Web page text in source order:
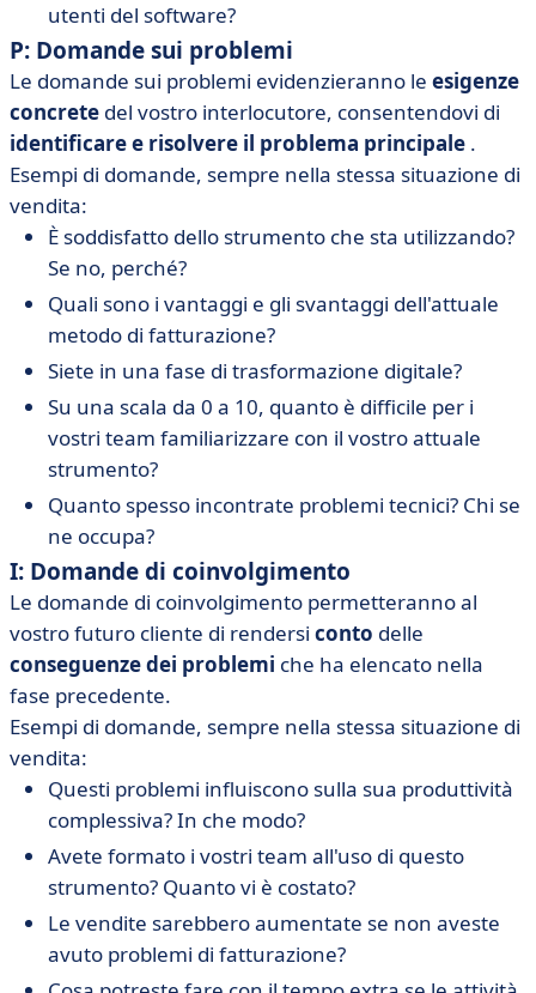
utenti del software?
P: Domande sui problemi
Le domande sui problemi evidenzieranno le esigenze
concrete del vostro interlocutore, consentendovi di
identificare e risolvere il problema principale .
Esempi di domande, sempre nella stessa situazione di
vendita:
È soddisfatto dello strumento che sta utilizzando?
Se no, perché?
Quali sono i vantaggi e gli svantaggi dell'attuale
metodo di fatturazione?
Siete in una fase di trasformazione digitale?
Su una scala da 0 a 10, quanto è difficile per i
vostri team familiarizzare con il vostro attuale
strumento?
Quanto spesso incontrate problemi tecnici? Chi se
ne occupa?
I: Domande di coinvolgimento
Le domande di coinvolgimento permetteranno al
vostro futuro cliente di rendersi conto delle
conseguenze dei problemi che ha elencato nella
fase precedente.
Esempi di domande, sempre nella stessa situazione di
vendita:
Questi problemi influiscono sulla sua produttività
complessiva? In che modo?
Avete formato i vostri team all'uso di questo
strumento? Quanto vi è costato?
Le vendite sarebbero aumentate se non aveste
avuto problemi di fatturazione?